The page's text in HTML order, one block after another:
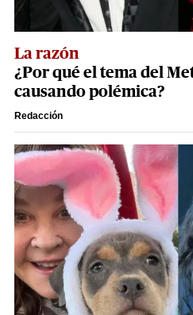
La razón
¿Por qué el tema del
causando polémica?
Redacción